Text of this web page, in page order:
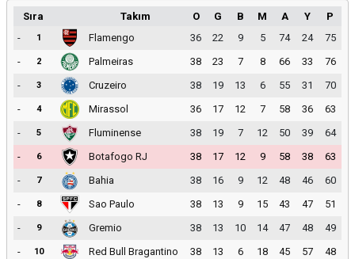
Sıra Takım O G B M A Y
P
-
1 Flamengo 36 22 9 5 74 24
75
-
2 Palmeiras 38 23 7 8 66 33
76
-
3 Cruzeiro 38 19 13 6 55 31
70
-
4 Mirassol 36 17 12 7 58 36
63
-
5 Fluminense 38 19 7 12 50 39
64
-
6 Botafogo RJ 38 17 12 9 58 38
63
-
7 Bahia 38 16 9 12 48 46
60
-
8 Sao Paulo 38 13 9 15 43 47
51
-
9 Gremio 38 13 10 14 47 48
49
-
10 Red Bull Bragantino 38 13 6 18 45 57
48